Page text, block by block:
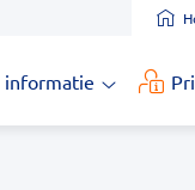
informatie
informatie